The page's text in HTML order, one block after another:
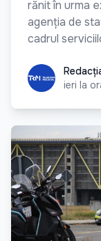
rănit în urma
agenția de
cadrul
Redacția TRM
ieri la